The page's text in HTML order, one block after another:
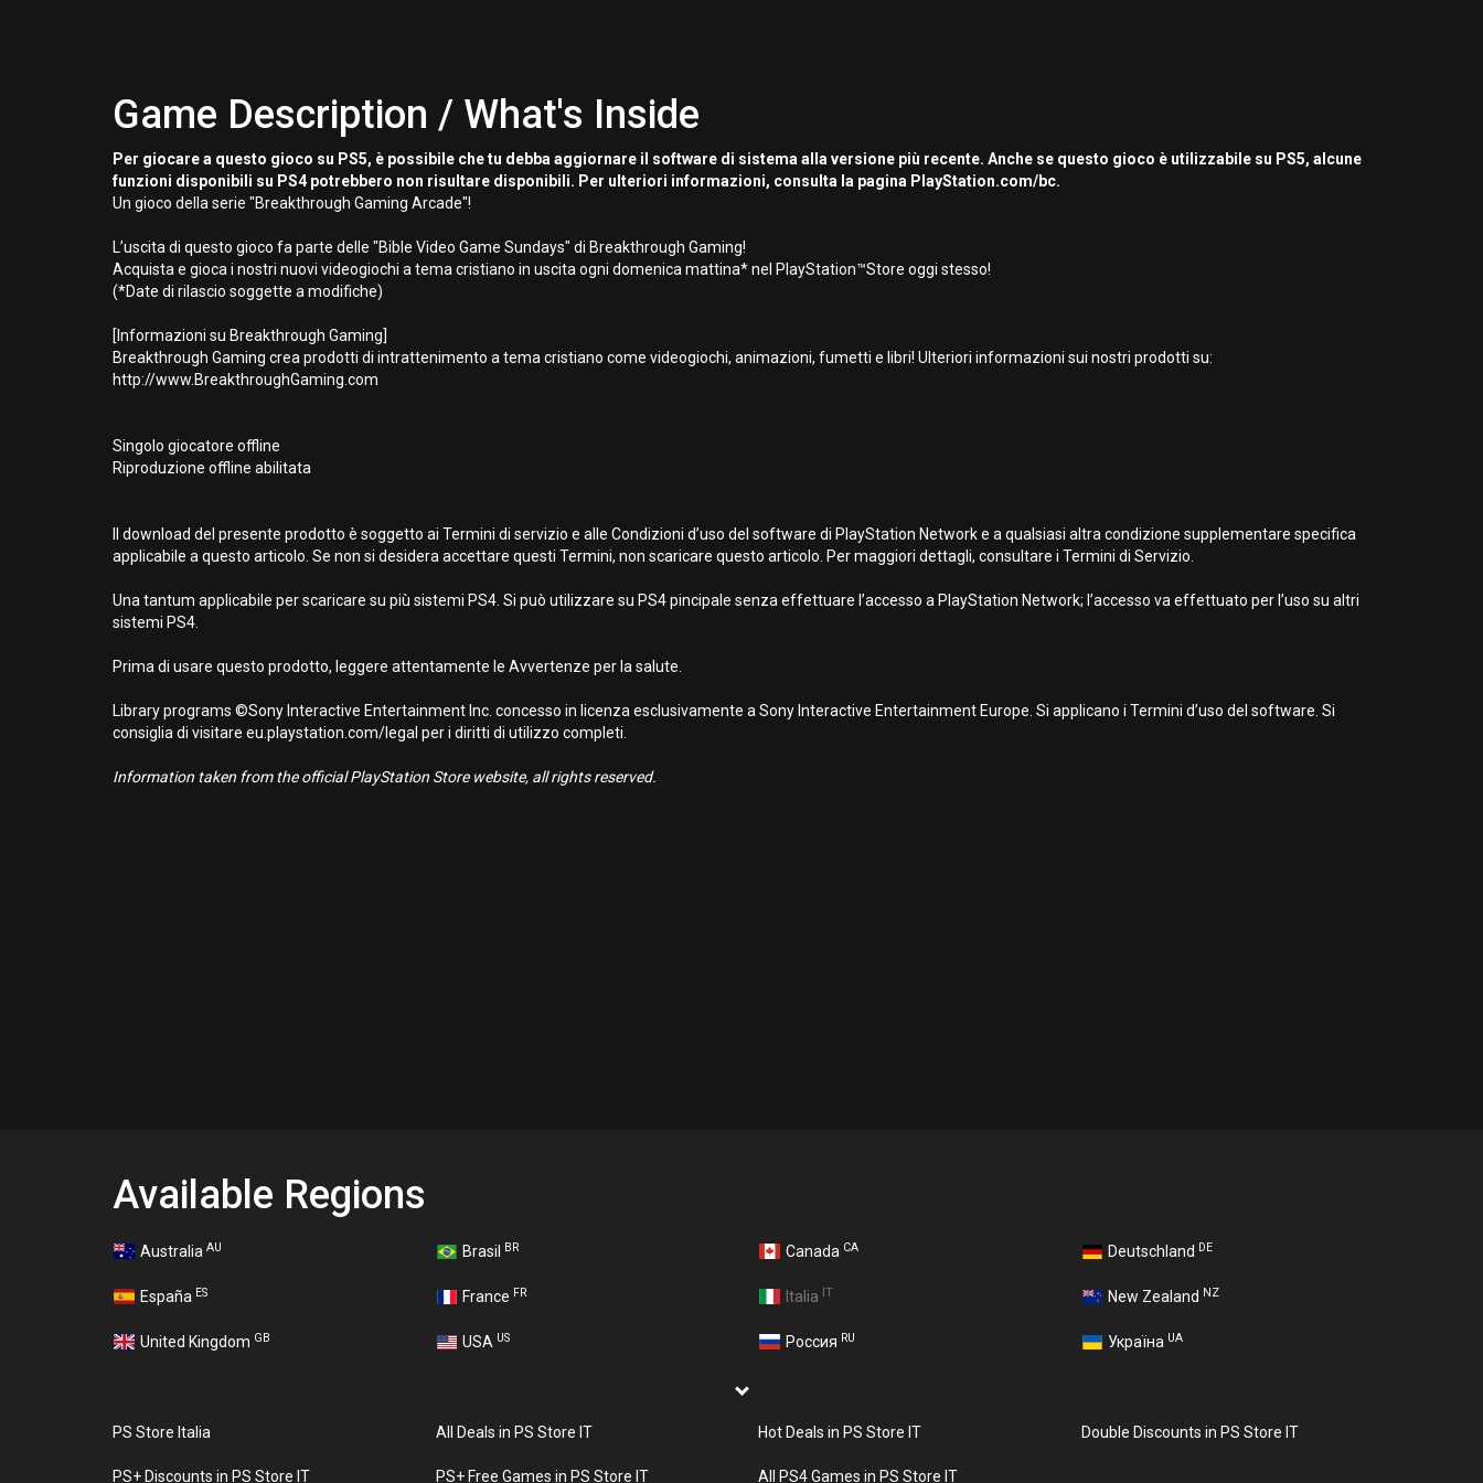
Game Description / What's Inside
Per giocare a questo gioco su PS5, è possibile che tu debba aggiornare il software di sistema alla versione più recente. Anche se questo gioco è utilizzabile su PS5, alcune
funzioni disponibili su PS4 potrebbero non risultare disponibili. Per ulteriori informazioni, consulta la pagina PlayStation.com/bc.
Un gioco della serie "Breakthrough Gaming Arcade"!
L’uscita di questo gioco fa parte delle "Bible Video Game Sundays" di Breakthrough Gaming!
Acquista e gioca i nostri nuovi videogiochi a tema cristiano in uscita ogni domenica mattina* nel PlayStation™Store oggi stesso!
(*Date di rilascio soggette a modifiche)
[Informazioni su Breakthrough Gaming]
Breakthrough Gaming crea prodotti di intrattenimento a tema cristiano come videogiochi, animazioni, fumetti e libri! Ulteriori informazioni sui nostri prodotti su:
http://www.BreakthroughGaming.com
Singolo giocatore offline
Riproduzione offline abilitata
Il download del presente prodotto è soggetto ai Termini di servizio e alle Condizioni d’uso del software di PlayStation Network e a qualsiasi altra condizione supplementare specifica
applicabile a questo articolo. Se non si desidera accettare questi Termini, non scaricare questo articolo. Per maggiori dettagli, consultare i Termini di Servizio.
Una tantum applicabile per scaricare su più sistemi PS4. Si può utilizzare su PS4 pincipale senza effettuare l’accesso a PlayStation Network; l’accesso va effettuato per l’uso su altri
sistemi PS4.
Prima di usare questo prodotto, leggere attentamente le Avvertenze per la salute.
Library programs ©Sony Interactive Entertainment Inc. concesso in licenza esclusivamente a Sony Interactive Entertainment Europe. Si applicano i Termini d’uso del software. Si
consiglia di visitare eu.playstation.com/legal per i diritti di utilizzo completi.
Information taken from the official PlayStation Store website, all rights reserved.
Available Regions
Australia AU Brasil BR Canada CA Deutschland DE
España ES France FR Italia IT New Zealand NZ
United Kingdom GB USA US Россия RU Україна UA
PS Store Italia All Deals in PS Store IT Hot Deals in PS Store IT Double Discounts in PS Store IT
PS+ Discounts in PS Store IT PS+ Free Games in PS Store IT All PS4 Games in PS Store IT